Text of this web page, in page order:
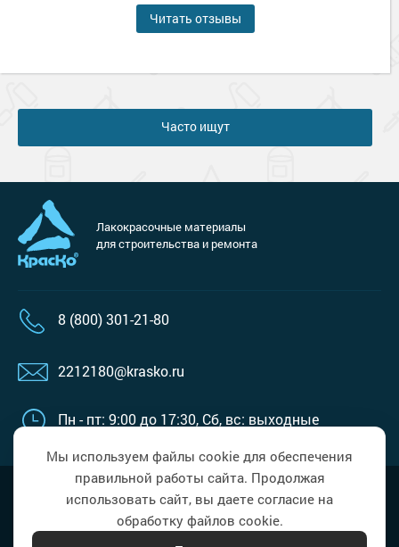
Читать отзывы
Часто ищут
Лакокрасочные материалы
для строительства и ремонта
8 (800) 301-21-80
2212180@krasko.ru
Пн - пт: 9:00 до 17:30, Сб, вс: выходные
Политика в области обработки
персональных данных
Мы используем файлы cookie для обеспечения
правильной работы сайта. Продолжая
использовать сайт, вы даете согласие на
обработку файлов cookie.